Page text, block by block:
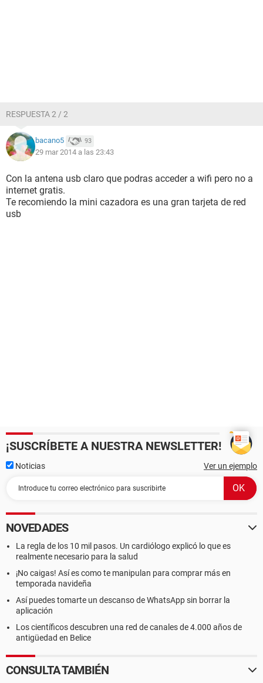
RESPUESTA 2 / 2
bacano5 93
29 mar 2014 a las 23:43
Con la antena usb claro que podras acceder a wifi pero no a
internet gratis.
Te recomiendo la mini cazadora es una gran tarjeta de red
usb
¡SUSCRÍBETE A NUESTRA NEWSLETTER!
Noticias Ver un ejemplo
NOVEDADES
La regla de los 10 mil pasos. Un cardiólogo explicó lo que es
realmente necesario para la salud
¡No caigas! Así es como te manipulan para comprar más en
temporada navideña
Así puedes tomarte un descanso de WhatsApp sin borrar la
aplicación
Los científicos descubren una red de canales de 4.000 años de
antigüedad en Belice
CONSULTA TAMBIÉN